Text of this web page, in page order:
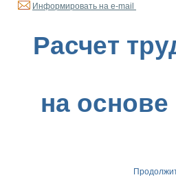
Информировать на e-mail
Расчет
на основе